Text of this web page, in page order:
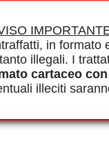
in formato
illegali. I
cartaceo
illeciti